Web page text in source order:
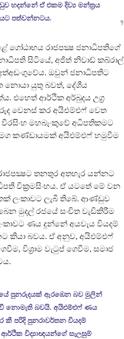
හදන්නේ ඒ එකම දිව්‍ය මන්ත්‍රය
පත්වන්නටය.
ගෝඨාභය රාජපක්‍ෂ ජනාධිපතිගේ
සිටියේ, අජිත් නිවාඩ් කබ්රාල්
ඔවුන් ජනාධිපතිට
යුතු බවත්, දේශීය
එහෙත් ආර්ථික අර්බුදය උග්‍ර
වෙනස් කර අයිඑම්එෆ් වෙත
මහබැංකුවේ අධිපතිකමට
කණ්ඩායමක් අයිඑම්එෆ් හමුවීම
තනතුර අතහැර යන්නට
වික්‍රමසිංහය. ඒ යටතේ මේ වන
ලංකාවට ලැබී තිබේ. ආණ්ඩුව
මුදල් රජයේ සංචිත වැඩිකිරීම
ණය දුන්නේ අයවැය වියදම්
කියා බවය. ඒ අනුව, අයිඑම්එෆ්
විශ්‍රාම වැටුප් ගෙවීම, සමාජ
පුනරුදයක් ඇරඹෙන බව මුලින්
නොමැති බවයි. අයිඑම්එෆ් ණය
කී පරිදි පුනරාවර්තන වියදම්
විද්‍යාඥයන්ගේ සැලසුම්